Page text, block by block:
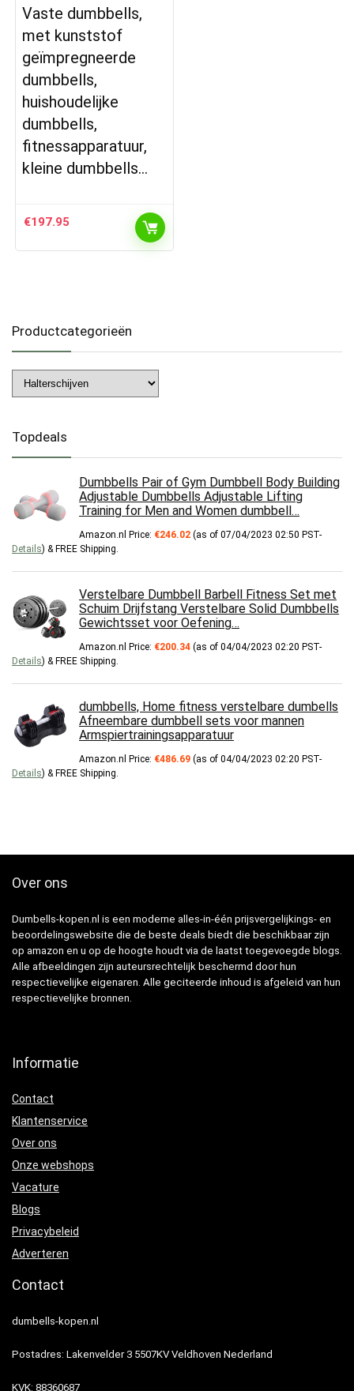
Vaste dumbbells,
met kunststof
geïmpregneerde
dumbbells,
huishoudelijke
dumbbells,
fitnessapparatuur,
kleine dumbbells…
€197.95
Productcategorieën
Topdeals
Dumbbells Pair of Gym Dumbbell Body Building
Adjustable Dumbbells Adjustable Lifting
Training for Men and Women dumbbell…
Amazon.nl Price: €246.02 (as of 07/04/2023 02:50 PST-
Details) & FREE Shipping.
Verstelbare Dumbbell Barbell Fitness Set met
Schuim Drijfstang Verstelbare Solid Dumbbells
Gewichtsset voor Oefening…
Amazon.nl Price: €200.34 (as of 04/04/2023 02:20 PST-
Details) & FREE Shipping.
dumbbells, Home fitness verstelbare dumbells
Afneembare dumbbell sets voor mannen
Armspiertrainingsapparatuur
Amazon.nl Price: €486.69 (as of 04/04/2023 02:20 PST-
Details) & FREE Shipping.
Over ons
Dumbells-kopen.nl is een moderne alles-in-één prijsvergelijkings- en
beoordelingswebsite die de beste deals biedt die beschikbaar zijn
op amazon en u op de hoogte houdt via de laatst toegevoegde blogs.
Alle afbeeldingen zijn auteursrechtelijk beschermd door hun
respectievelijke eigenaren. Alle geciteerde inhoud is afgeleid van hun
respectievelijke bronnen.
Informatie
Contact
Klantenservice
Over ons
Onze webshops
Vacature
Blogs
Privacybeleid
Adverteren
Contact
dumbells-kopen.nl
Postadres: Lakenvelder 3 5507KV Veldhoven Nederland
KVK: 88360687